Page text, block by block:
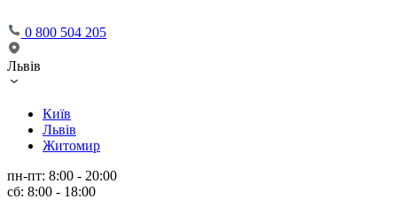
0 800 504 205
Львів
Київ
Львів
Житомир
пн-пт: 8:00 - 20:00
сб: 8:00 - 18:00